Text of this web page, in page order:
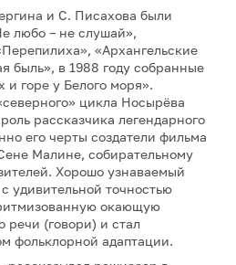
и С. Писахова были
любо – не слушай»,
«Архангельские
быль», в 1988 году собранные
и горе у Белого моря».
цикла Носырёва
рассказчика легендарного
его черты создатели фильма
Малине, собирательному
Хорошо узнаваемый
удивительной точностью
окающую
речи (говори) и стал
фольклорной адаптации.